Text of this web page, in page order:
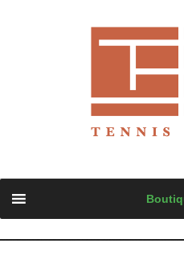
content